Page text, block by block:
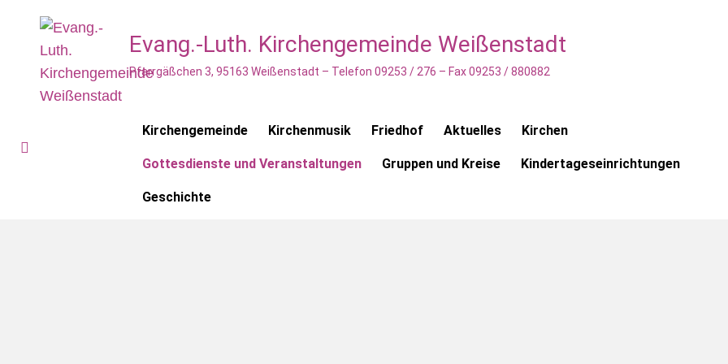
Evang.-Luth. Kirchengemeinde Weißenstadt
Pfarrgäßchen 3, 95163 Weißenstadt – Telefon 09253 / 276 – Fax 09253 / 880882
Kirchengemeinde Kirchenmusik Friedhof Aktuelles Kirchen
Gottesdienste und Veranstaltungen Gruppen und Kreise Kindertageseinrichtungen
Geschichte